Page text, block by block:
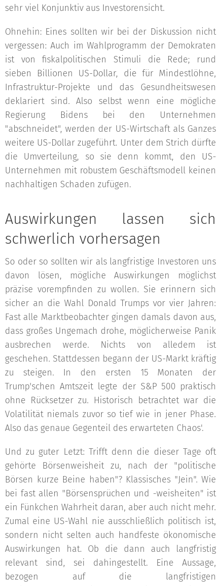
sehr viel Konjunktiv aus Investorensicht.
Ohnehin: Eines sollten wir bei der Diskussion nicht
vergessen: Auch im Wahlprogramm der Demokraten
ist von fiskalpolitischen Stimuli die Rede; rund
sieben Billionen US-Dollar, die für Mindestlöhne,
Infrastruktur-Projekte und das Gesundheitswesen
deklariert sind. Also selbst wenn eine mögliche
Regierung Bidens bei den Unternehmen
"abschneidet", werden der US-Wirtschaft als Ganzes
weitere US-Dollar zugeführt. Unter dem Strich dürfte
die Umverteilung, so sie denn kommt, den US-
Unternehmen mit robustem Geschäftsmodell keinen
nachhaltigen Schaden zufügen.
Auswirkungen lassen sich
schwerlich vorhersagen
So oder so sollten wir als langfristige Investoren uns
davon lösen, mögliche Auswirkungen möglichst
präzise vorempfinden zu wollen. Sie erinnern sich
sicher an die Wahl Donald Trumps vor vier Jahren:
Fast alle Marktbeobachter gingen damals davon aus,
dass großes Ungemach drohe, möglicherweise Panik
ausbrechen werde. Nichts von alledem ist
geschehen. Stattdessen begann der US-Markt kräftig
zu steigen. In den ersten 15 Monaten der
Trump'schen Amtszeit legte der S&P 500 praktisch
ohne Rücksetzer zu. Historisch betrachtet war die
Volatilität niemals zuvor so tief wie in jener Phase.
Also das genaue Gegenteil des erwarteten Chaos'.
Und zu guter Letzt: Trifft denn die dieser Tage oft
gehörte Börsenweisheit zu, nach der "politische
Börsen kurze Beine haben"? Klassisches "Jein". Wie
bei fast allen "Börsensprüchen und -weisheiten" ist
ein Fünkchen Wahrheit daran, aber auch nicht mehr.
Zumal eine US-Wahl nie ausschließlich politisch ist,
sondern nicht selten auch handfeste ökonomische
Auswirkungen hat. Ob die dann auch langfristig
relevant sind, sei dahingestellt. Eine Aussage,
bezogen auf die langfristigen